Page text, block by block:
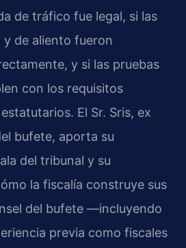
de tráfico fue legal, si las
y de aliento fueron
y si las pruebas
con los requisitos
El Sr. Sris, ex
bufete, aporta su
del tribunal y su
la fiscalía construye sus
del bufete —incluyendo
previa como fiscales